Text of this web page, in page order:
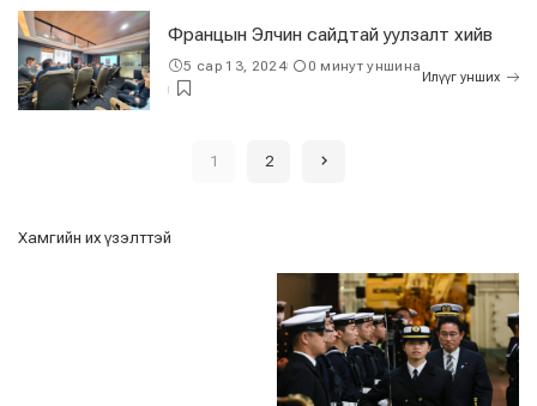
Францын Элчин сайдтай уулзалт хийв
5 сар 13, 2024 0 минут уншина
Илүүг унших
1 2
Хамгийн их үзэлттэй